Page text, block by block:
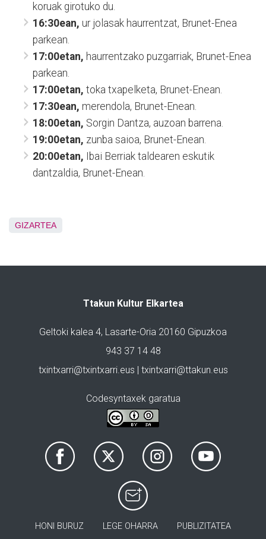
koruak girotuko du.
16:30ean, ur jolasak haurrentzat, Brunet-Enea
parkean.
17:00etan, haurrentzako puzgarriak, Brunet-Enea
parkean.
17:00etan, toka txapelketa, Brunet-Enean.
17:30ean, merendola, Brunet-Enean.
18:00etan, Sorgin Dantza, auzoan barrena.
19:00etan, zunba saioa, Brunet-Enean.
20:00etan, Ibai Berriak taldearen eskutik
dantzaldia, Brunet-Enean.
GIZARTEA
Ttakun Kultur Elkartea
Geltoki kalea 4, Lasarte-Oria 20160 Gipuzkoa
943 37 14 48
txintxarri@txintxarri.eus | txintxarri@ttakun.eus
Codesyntaxek garatua
HONI BURUZ LEGE OHARRA PUBLIZITATEA